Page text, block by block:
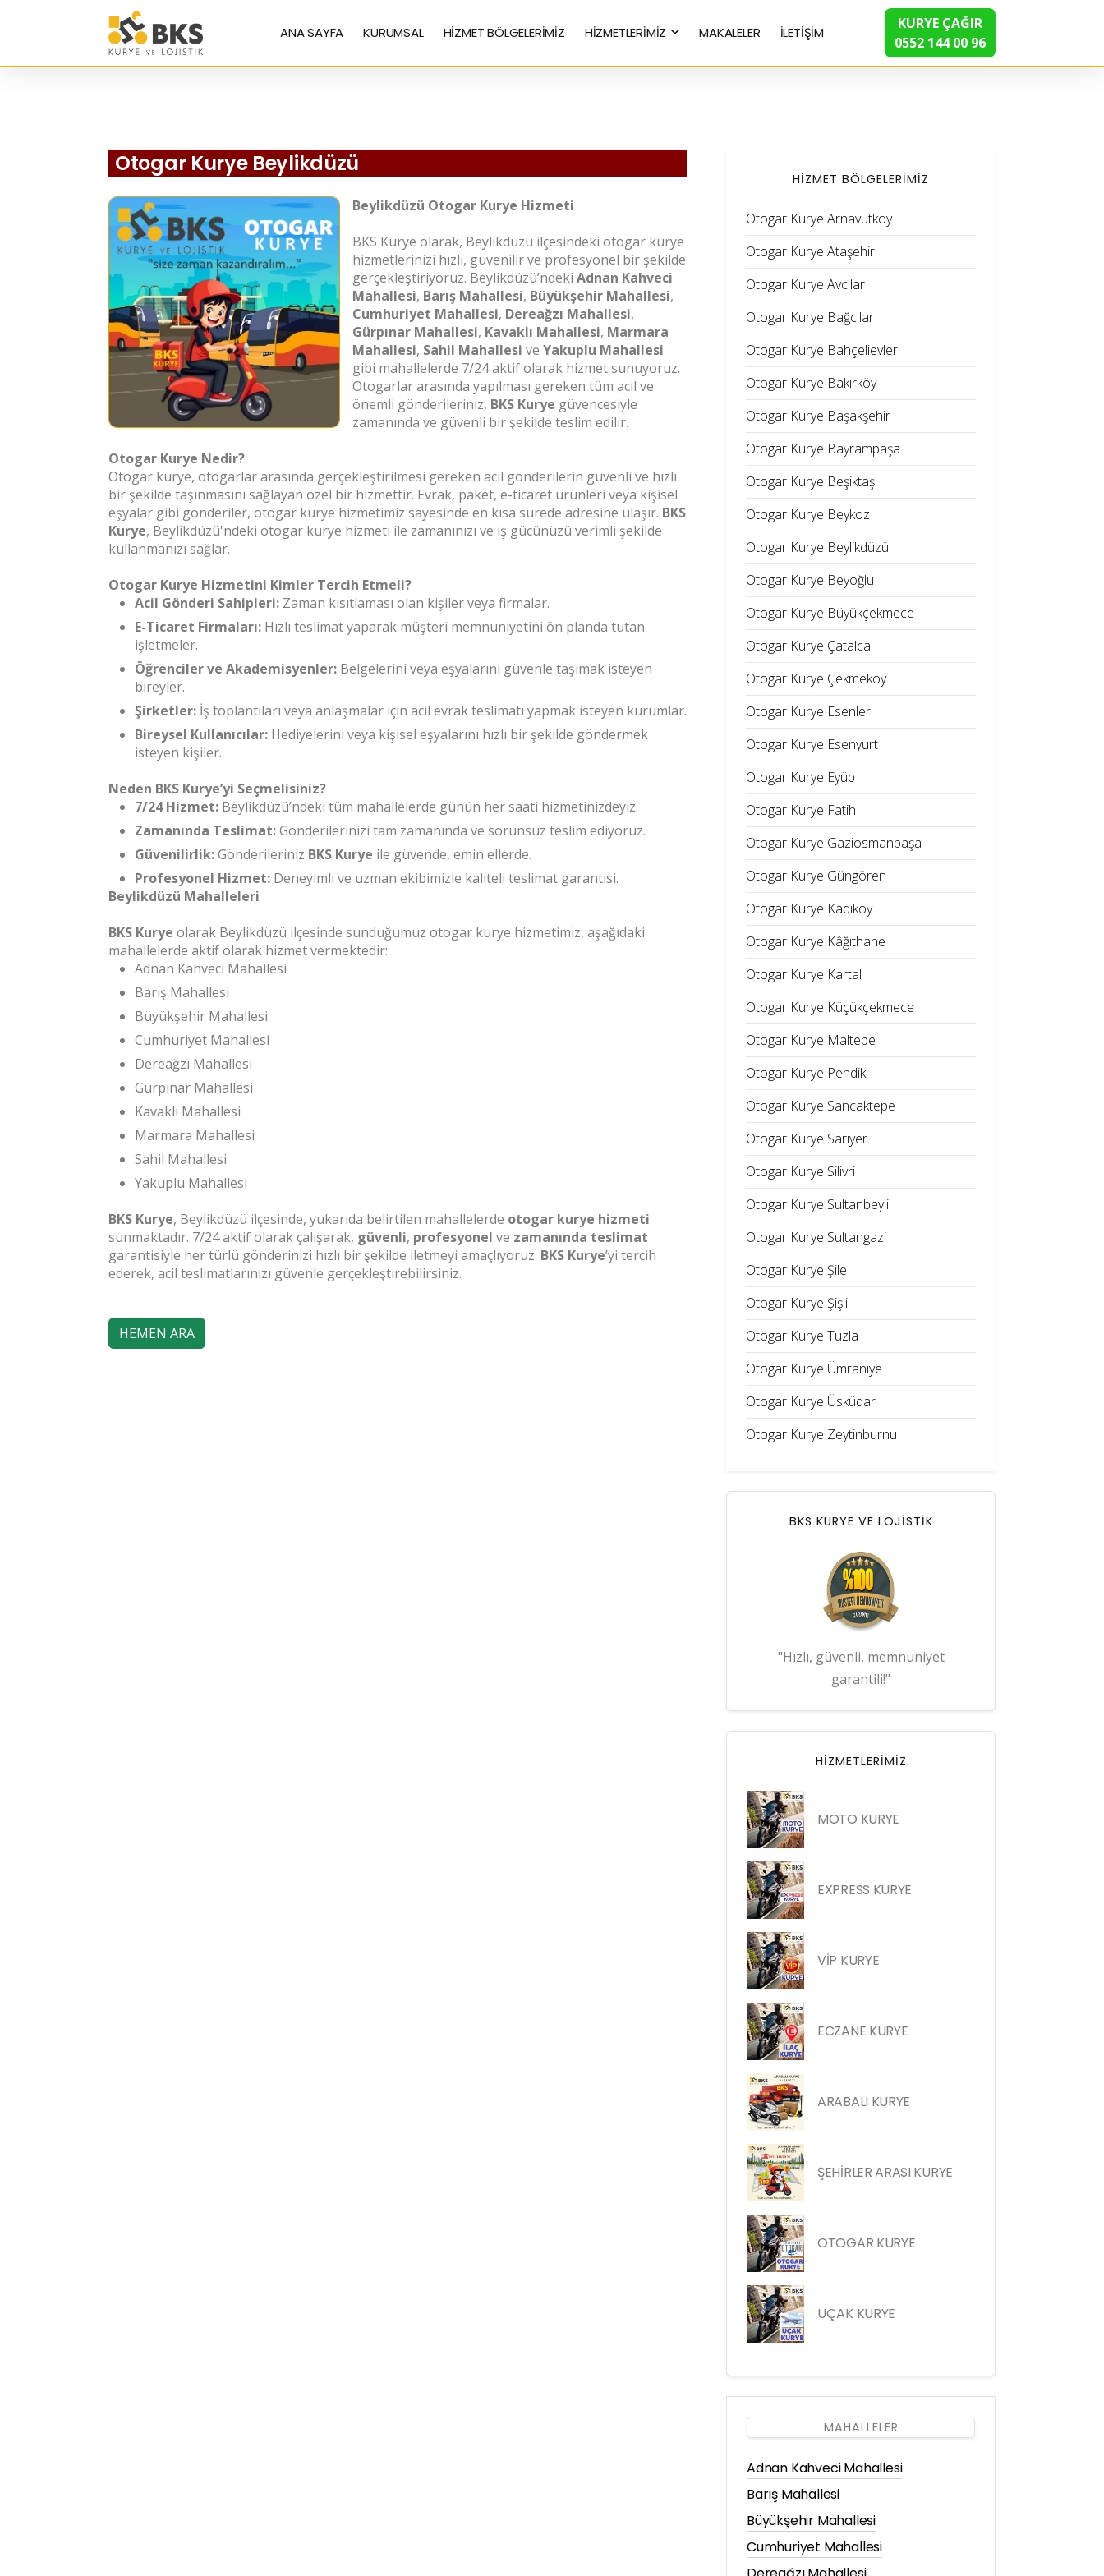
ANA SAYFA KURUMSAL HİZMET BÖLGELERİMİZ HİZMETLERİMİZ MAKALELER İLETİŞİM
KURYE ÇAĞIR
0552 144 00 96
Otogar Kurye Beylikdüzü
Beylikdüzü Otogar Kurye Hizmeti
BKS Kurye olarak, Beylikdüzü ilçesindeki otogar kurye
hizmetlerinizi hızlı, güvenilir ve profesyonel bir şekilde
gerçekleştiriyoruz. Beylikdüzü’ndeki Adnan Kahveci
Mahallesi, Barış Mahallesi, Büyükşehir Mahallesi,
Cumhuriyet Mahallesi, Dereağzı Mahallesi,
Gürpınar Mahallesi, Kavaklı Mahallesi, Marmara
Mahallesi, Sahil Mahallesi ve Yakuplu Mahallesi
gibi mahallelerde 7/24 aktif olarak hizmet sunuyoruz.
Otogarlar arasında yapılması gereken tüm acil ve
önemli gönderileriniz, BKS Kurye güvencesiyle
zamanında ve güvenli bir şekilde teslim edilir.
Otogar Kurye Nedir?
Otogar kurye, otogarlar arasında gerçekleştirilmesi gereken acil gönderilerin güvenli ve hızlı
bir şekilde taşınmasını sağlayan özel bir hizmettir. Evrak, paket, e-ticaret ürünleri veya kişisel
eşyalar gibi gönderiler, otogar kurye hizmetimiz sayesinde en kısa sürede adresine ulaşır. BKS
Kurye, Beylikdüzü'ndeki otogar kurye hizmeti ile zamanınızı ve iş gücünüzü verimli şekilde
kullanmanızı sağlar.
Otogar Kurye Hizmetini Kimler Tercih Etmeli?
Acil Gönderi Sahipleri: Zaman kısıtlaması olan kişiler veya firmalar.
E-Ticaret Firmaları: Hızlı teslimat yaparak müşteri memnuniyetini ön planda tutan
işletmeler.
Öğrenciler ve Akademisyenler: Belgelerini veya eşyalarını güvenle taşımak isteyen
bireyler.
Şirketler: İş toplantıları veya anlaşmalar için acil evrak teslimatı yapmak isteyen kurumlar.
Bireysel Kullanıcılar: Hediyelerini veya kişisel eşyalarını hızlı bir şekilde göndermek
isteyen kişiler.
Neden BKS Kurye’yi Seçmelisiniz?
7/24 Hizmet: Beylikdüzü’ndeki tüm mahallelerde günün her saati hizmetinizdeyiz.
Zamanında Teslimat:Gönderilerinizi tam zamanında ve sorunsuz teslim ediyoruz.
Güvenilirlik:Gönderileriniz BKS Kurye ile güvende, emin ellerde.
Profesyonel Hizmet: Deneyimli ve uzman ekibimizle kaliteli teslimat garantisi.
Beylikdüzü Mahalleleri
BKS Kurye olarak Beylikdüzü ilçesinde sunduğumuz otogar kurye hizmetimiz, aşağıdaki
mahallelerde aktif olarak hizmet vermektedir:
Adnan Kahveci Mahallesi
Barış Mahallesi
Büyükşehir Mahallesi
Cumhuriyet Mahallesi
Dereağzı Mahallesi
Gürpınar Mahallesi
Kavaklı Mahallesi
Marmara Mahallesi
Sahil Mahallesi
Yakuplu Mahallesi
BKS Kurye, Beylikdüzü ilçesinde, yukarıda belirtilen mahallelerde otogar kurye hizmeti
sunmaktadır. 7/24 aktif olarak çalışarak, güvenli, profesyonel ve zamanında teslimat
garantisiyle her türlü gönderinizi hızlı bir şekilde iletmeyi amaçlıyoruz. BKS Kurye’yi tercih
ederek, acil teslimatlarınızı güvenle gerçekleştirebilirsiniz.
HEMEN ARA
HİZMET BÖLGELERİMİZ
Otogar Kurye Arnavutköy
Otogar Kurye Ataşehir
Otogar Kurye Avcılar
Otogar Kurye Bağcılar
Otogar Kurye Bahçelievler
Otogar Kurye Bakırköy
Otogar Kurye Başakşehir
Otogar Kurye Bayrampaşa
Otogar Kurye Beşiktaş
Otogar Kurye Beykoz
Otogar Kurye Beylikdüzü
Otogar Kurye Beyoğlu
Otogar Kurye Büyükçekmece
Otogar Kurye Çatalca
Otogar Kurye Çekmeköy
Otogar Kurye Esenler
Otogar Kurye Esenyurt
Otogar Kurye Eyüp
Otogar Kurye Fatih
Otogar Kurye Gaziosmanpaşa
Otogar Kurye Güngören
Otogar Kurye Kadıköy
Otogar Kurye Kâğıthane
Otogar Kurye Kartal
Otogar Kurye Küçükçekmece
Otogar Kurye Maltepe
Otogar Kurye Pendik
Otogar Kurye Sancaktepe
Otogar Kurye Sarıyer
Otogar Kurye Silivri
Otogar Kurye Sultanbeyli
Otogar Kurye Sultangazi
Otogar Kurye Şile
Otogar Kurye Şişli
Otogar Kurye Tuzla
Otogar Kurye Ümraniye
Otogar Kurye Üsküdar
Otogar Kurye Zeytinburnu
BKS KURYE VE LOJİSTİK
"Hızlı, güvenli, memnuniyet
garantili!"
HIZMETLERIMIZ
MOTO KURYE
EXPRESS KURYE
VİP KURYE
ECZANE KURYE
ARABALI KURYE
ŞEHİRLER ARASI KURYE
OTOGAR KURYE
UÇAK KURYE
MAHALLELER
Adnan Kahveci Mahallesi
Barış Mahallesi
Büyükşehir Mahallesi
Cumhuriyet Mahallesi